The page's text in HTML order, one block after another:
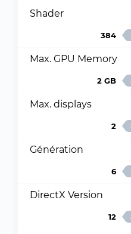
Shader
384
Max. GPU Memory
2 GB
Max. displays
2
Génération
6
DirectX Version
12